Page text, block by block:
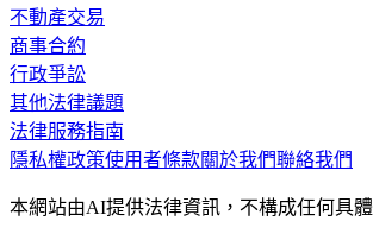
不動產交易
商事合約
行政爭訟
其他法律議題
法律服務指南
隱私權政策使用者條款關於我們聯絡我們
本網站由AI提供法律資訊，不構成任何具